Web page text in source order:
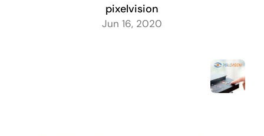
Blog
pixelvision
Jun 16, 2020